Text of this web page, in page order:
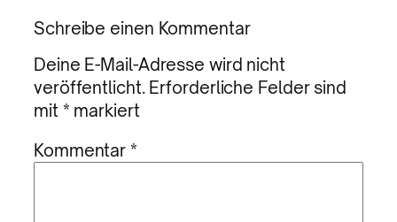
Schreibe einen Kommentar
Deine E-Mail-Adresse wird nicht
veröffentlicht. Erforderliche Felder sind
mit * markiert
Kommentar*